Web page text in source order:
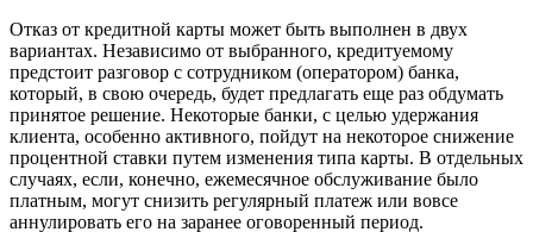
Отказ от кредитной карты может быть выполнен в двух
вариантах. Независимо от выбранного, кредитуемому
предстоит разговор с сотрудником (оператором) банка,
который, в свою очередь, будет предлагать еще раз обдумать
принятое решение. Некоторые банки, с целью удержания
клиента, особенно активного, пойдут на некоторое снижение
процентной ставки путем изменения типа карты. В отдельных
случаях, если, конечно, ежемесячное обслуживание было
платным, могут снизить регулярный платеж или вовсе
аннулировать его на заранее оговоренный период.